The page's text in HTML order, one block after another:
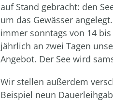
auf Stand gebracht: den
um das Gewässer
immer sonntags von 14
jährlich an zwei Tagen
Angebot. Der See wird
Wir stellen außerdem
Beispiel neun